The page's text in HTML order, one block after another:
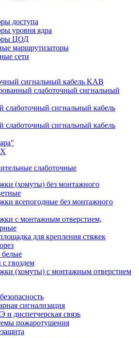
доступа
уровня ядра
ЦОД
маршрутизаторы
сети
сигнальный кабель KAB
слаботочный сигнальный
слаботочный сигнальный кабель
слаботочный сигнальный кабель
слаботочные
(хомуты) без монтажного
всепогодные без монтажного
с монтажным отверстием,
для крепления стяжек
гвоздем
(хомуты) с монтажным отверстием
сигнализация
и диспетчерская связь
пожаротушения